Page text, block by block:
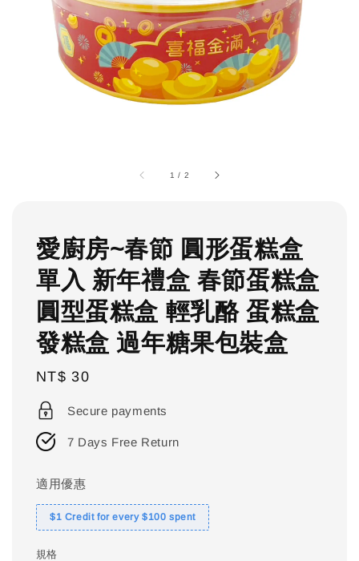
1 / 2
愛廚房~春節 圓形蛋糕盒
單入 新年禮盒 春節蛋糕盒
圓型蛋糕盒 輕乳酪 蛋糕盒
發糕盒 過年糖果包裝盒
Regular
price
NT$ 30
Secure payments
7 Days Free Return
適用優惠
$1 Credit for every $100 spent
規格